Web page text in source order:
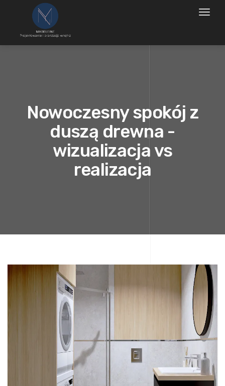
Toggle
Nowoczesny spokój z
duszą drewna -
wizualizacja vs
realizacja